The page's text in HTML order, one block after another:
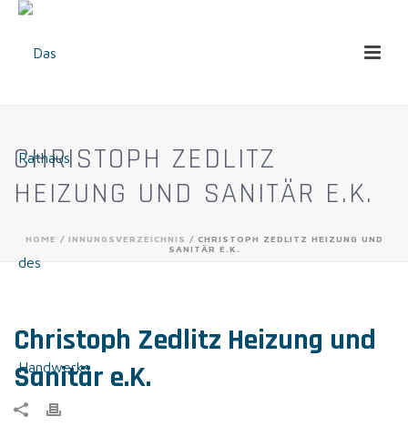
CHRISTOPH ZEDLITZ
HEIZUNG UND SANITÄR E.K.
HOME / INNUNGSVERZEICHNIS / CHRISTOPH ZEDLITZ HEIZUNG UND
SANITÄR E.K.
Christoph Zedlitz Heizung und
Sanitär e.K.